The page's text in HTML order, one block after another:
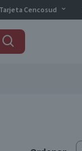
Tarjeta Cencosud